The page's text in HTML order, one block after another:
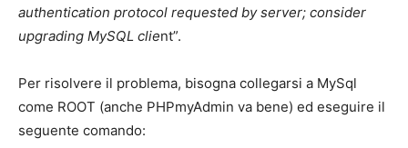
authentication protocol requested by server; consider
upgrading MySQL client”.
Per risolvere il problema, bisogna collegarsi a MySql
come ROOT (anche PHPmyAdmin va bene) ed eseguire il
seguente comando: